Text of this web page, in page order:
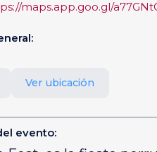
maps.app.goo.gl/
Ver ubicación
evento: